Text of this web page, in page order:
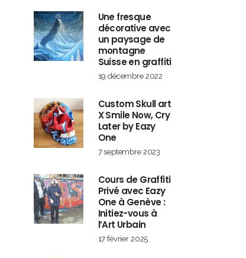
Une fresque
décorative avec
un paysage de
montagne
Suisse en graffiti
19 décembre 2022
Custom Skull art
X Smile Now, Cry
Later by Eazy
One
7 septembre 2023
Cours de Graffiti
Privé avec Eazy
One à Genève :
Initiez-vous à
l’Art Urbain
17 février 2025